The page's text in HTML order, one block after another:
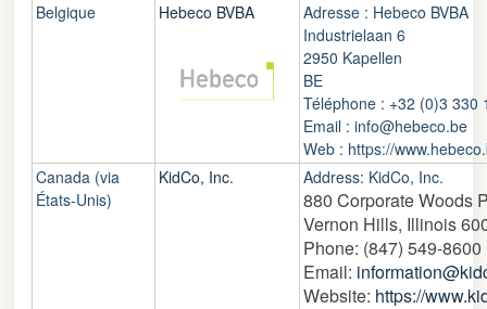
Belgique
Hebeco BVBA
Adresse : Hebeco BVBA
Industrielaan 6
2950 Kapellen
BE
Téléphone : +32 (0)3 330
Email : info@hebeco.be
Web : https://
Canada (via
États-Unis)
KidCo, Inc. Address: KidCo, Inc.
880 Corporate Woods
Vernon Hills, Illinois
Phone: (847) 549-8600
Email:
Website: https://